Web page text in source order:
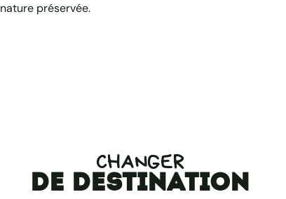
nature préservée.
CHANGER
de destination